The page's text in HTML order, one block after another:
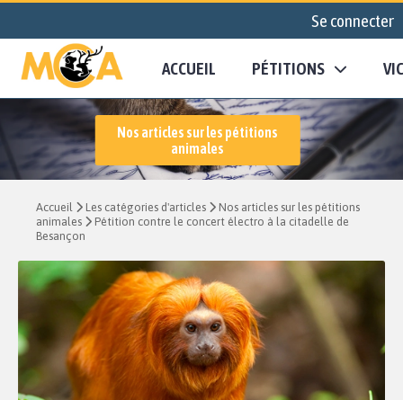
Se connecter
ACCUEIL PÉTITIONS
Nos articles sur les pétitions
animales
Accueil Les catégories d'articles
Nos articles sur les pétitions
animales
Pétition contre le concert électro à la citadelle de
Besançon